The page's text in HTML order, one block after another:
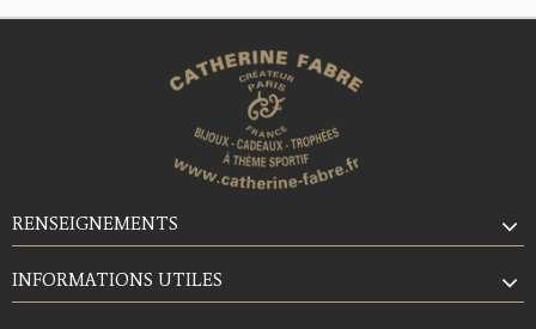
RENSEIGNEMENTS
INFORMATIONS UTILES